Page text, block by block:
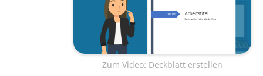
Zum Video: Deckblatt erstellen